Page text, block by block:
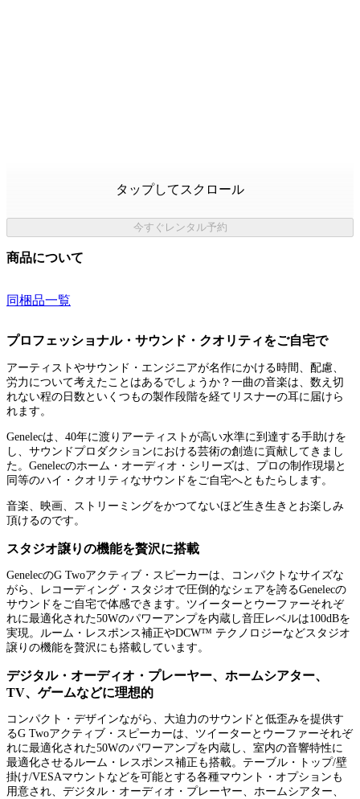
タップしてスクロール
今すぐレンタル予約
商品について
同梱品一覧
プロフェッショナル・サウンド・クオリティをご自宅で
アーティストやサウンド・エンジニアが名作にかける時間、配慮、
労力について考えたことはあるでしょうか？一曲の音楽は、数え切
れない程の日数といくつもの製作段階を経てリスナーの耳に届けら
れます。
Genelecは、40年に渡りアーティストが高い水準に到達する手助けを
し、サウンドプロダクションにおける芸術の創造に貢献してきまし
た。Genelecのホーム・オーディオ・シリーズは、プロの制作現場と
同等のハイ・クオリティなサウンドをご自宅へともたらします。
音楽、映画、ストリーミングをかつてないほど生き生きとお楽しみ
頂けるのです。
スタジオ譲りの機能を贅沢に搭載
GenelecのG Twoアクティブ・スピーカーは、コンパクトなサイズな
がら、レコーディング・スタジオで圧倒的なシェアを誇るGenelecの
サウンドをご自宅で体感できます。ツイーターとウーファーそれぞ
れに最適化された50Wのパワーアンプを内蔵し音圧レベルは100dBを
実現。ルーム・レスポンス補正やDCW™ テクノロジーなどスタジオ
譲りの機能を贅沢にも搭載しています。
デジタル・オーディオ・プレーヤー、ホームシアター、
TV、ゲームなどに理想的
コンパクト・デザインながら、大迫力のサウンドと低歪みを提供す
るG Twoアクティブ・スピーカーは、ツイーターとウーファーそれぞ
れに最適化された50Wのパワーアンプを内蔵し、室内の音響特性に
最適化させるルーム・レスポンス補正も搭載。テーブル・トップ/壁
掛け/VESAマウントなどを可能とする各種マウント・オプションも
用意され、デジタル・オーディオ・プレーヤー、ホームシアター、